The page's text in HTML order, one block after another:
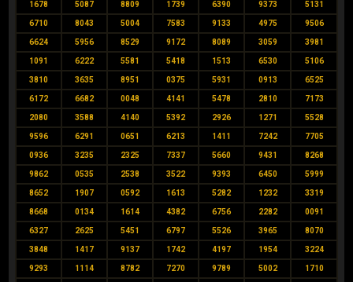
1678 5087 8809 1739 6390 9373 5131
6710 8043 5004 7583 9133 4975 9506
6624 5956 8529 9172 8089 3059 3981
1091 6222 5581 5418 1513 6530 5106
3810 3635 8951 0375 5931 0913 6525
6172 6682 0048 4141 5478 2810 7173
2080 3588 4140 5392 2926 1271 5528
9596 6291 0651 6213 1411 7242 7705
0936 3235 2325 7337 5660 9431 8268
9862 0535 2538 3522 9393 6450 5999
8652 1907 0592 1613 5282 1232 3319
8668 0134 1614 4382 6756 2282 0091
6327 2625 5451 6797 5526 3965 8070
3848 1417 9137 1742 4197 1954 3224
9293 1114 8782 7270 9789 5002 1710